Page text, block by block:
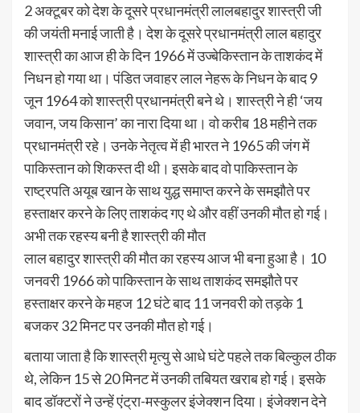
2 अक्टूबर को देश के दूसरे प्रधानमंत्री लालबहादुर शास्त्री जी
की जयंती मनाई जाती है। देश के दूसरे प्रधानमंत्री लाल बहादुर
शास्त्री का आज ही के दिन 1966 में उज्बेकिस्तान के ताशकंद में
निधन हो गया था। पंडित जवाहर लाल नेहरू के निधन के बाद 9
जून 1964 को शास्त्री प्रधानमंत्री बने थे। शास्त्री ने ही ‘जय
जवान, जय किसान’ का नारा दिया था। वो करीब 18 महीने तक
प्रधानमंत्री रहे। उनके नेतृत्व में ही भारत ने 1965 की जंग में
पाकिस्तान को शिकस्त दी थी। इसके बाद वो पाकिस्तान के
राष्ट्रपति अयूब खान के साथ युद्ध समाप्त करने के समझौते पर
हस्ताक्षर करने के लिए ताशकंद गए थे और वहीं उनकी मौत हो गई।
अभी तक रहस्य बनी है शास्त्री की मौत
लाल बहादुर शास्त्री की मौत का रहस्य आज भी बना हुआ है। 10
जनवरी 1966 को पाकिस्तान के साथ ताशकंद समझौते पर
हस्ताक्षर करने के महज 12 घंटे बाद 11 जनवरी को तड़के 1
बजकर 32 मिनट पर उनकी मौत हो गई।
बताया जाता है कि शास्त्री मृत्यु से आधे घंटे पहले तक बिल्कुल ठीक
थे, लेकिन 15 से 20 मिनट में उनकी तबियत खराब हो गई। इसके
बाद डॉक्टरों ने उन्हें एंट्रा-मस्कुलर इंजेक्शन दिया। इंजेक्शन देने